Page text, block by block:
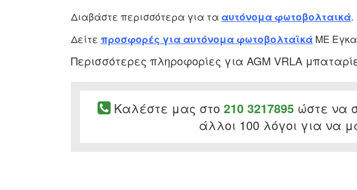
Διαβάστε περισσότερα για τα αυτόνομα φωτοβολταικά.
Δείτε προσφορές για αυτόνομα φωτοβολταϊκά ΜΕ
Περισσότερες πληροφορίες για AGM VRLA
Καλέστε μας στο210 3217895 ώστε να
άλλοι 100 λόγοι για να